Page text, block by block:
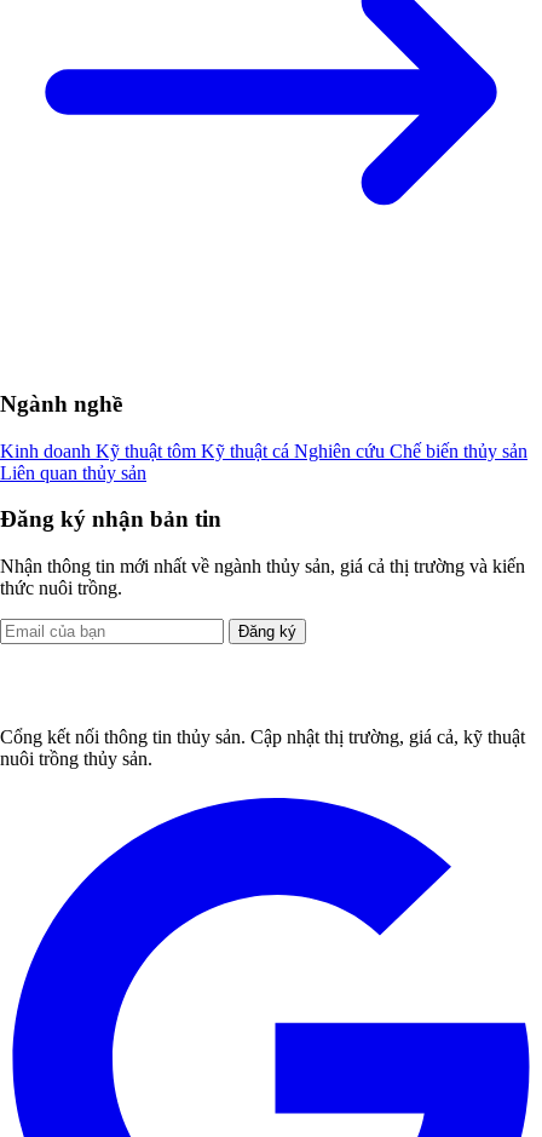
Ngành nghề
Kinh doanh Kỹ thuật tôm Kỹ thuật cá Nghiên cứu Chế biến thủy sản
Liên quan thủy sản
Đăng ký nhận bản tin
Nhận thông tin mới nhất về ngành thủy sản, giá cả thị trường và kiến
thức nuôi trồng.
Đăng ký
Cổng kết nối thông tin thủy sản. Cập nhật thị trường, giá cả, kỹ thuật
nuôi trồng thủy sản.